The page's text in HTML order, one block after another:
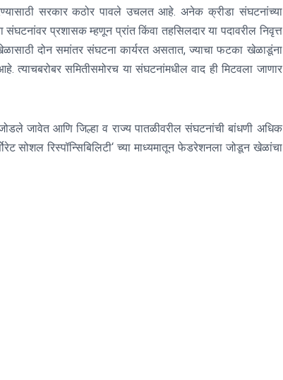
सरकार कठोर पावले उचलत आहे.अनेक क्रीडा संघटनांच्या
संघटनांवर प्रशासक म्हणून प्रांत किंवा तहसिलदार या पदावरील निवृत्त
दोन समांतर संघटना कार्यरत असतात,ज्याचा फटका खेळाडूंना
.त्याचबरोबर समितीसमोरच या संघटनांमधील वाद ही मिटवला जाणार
जावेत आणि जिल्हा व राज्य पातळीवरील संघटनांची बांधणी अधिक
सोशल रिस्पॉन्सिबिलिटी‘च्या माध्यमातून फेडरेशनला जोडून खेळांचा